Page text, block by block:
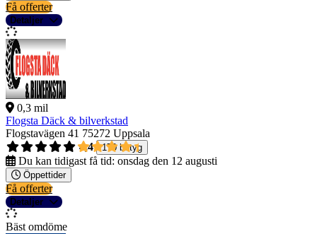
Få offerter
Detaljer
0,3 mil
Flogsta Däck & bilverkstad
Flogstavägen 41 75272 Uppsala
4,4
170 betyg
Du kan tidigast få tid: onsdag den 12 augusti
Öppettider
Få offerter
Detaljer
Bäst omdöme